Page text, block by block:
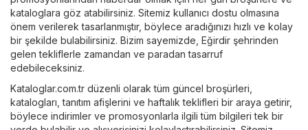
kataloglara göz atabilirsiniz. Sitemiz kullanıcı dostu olmasına
önem verilerek tasarlanmıştır, böylece aradığınızı hızlı ve kolay
bir şekilde bulabilirsiniz. Bizim sayemizde, Eğirdir şehrinden
gelen tekliflerle zamandan ve paradan tasarruf
edebileceksiniz.
Kataloglar.com.tr düzenli olarak tüm güncel broşürleri,
katalogları, tanıtım afişlerini ve haftalık teklifleri bir araya getirir,
böylece indirimler ve promosyonlarla ilgili tüm bilgileri tek bir